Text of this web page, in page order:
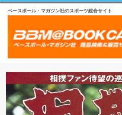
ベースボール・マガジン社のスポーツ総合サイト